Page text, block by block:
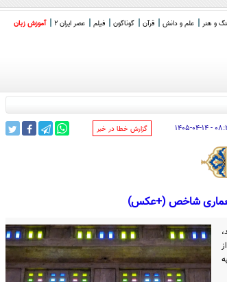
و هنر علم و دانش قرآن گوناگون فیلم عصر ایران 2 آموزش زبان
۰۴-۱۴۰۵ ‌گزارش خطا در خبر
معماری شاخص (+عکس)
شد،